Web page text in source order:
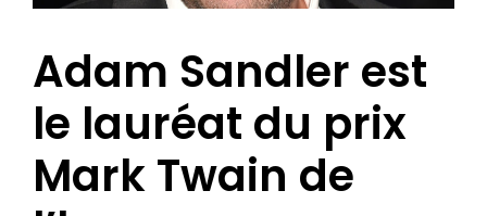
Adam Sandler est
le lauréat du prix
Mark Twain de